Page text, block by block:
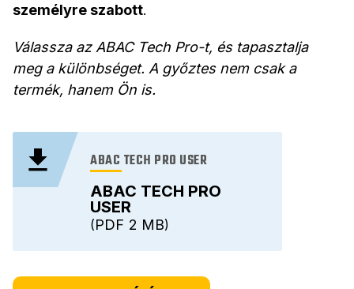
személyre szabott.
Válassza az ABAC Tech Pro-t, és tapasztalja
meg a különbséget. A győztes nem csak a
termék, hanem Ön is.
ABAC TECH PRO
USER
ABAC TECH PRO USER
2 MB
PDF